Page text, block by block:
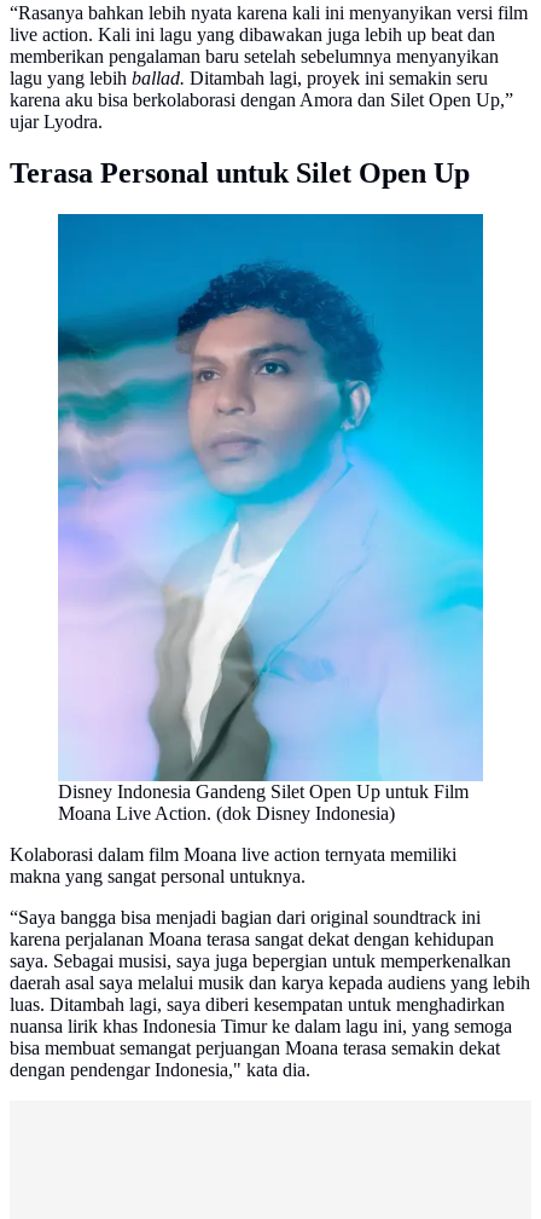
“Rasanya bahkan lebih nyata karena kali ini menyanyikan versi film
live action. Kali ini lagu yang dibawakan juga lebih up beat dan
memberikan pengalaman baru setelah sebelumnya menyanyikan
lagu yang lebih ballad. Ditambah lagi, proyek ini semakin seru
karena aku bisa berkolaborasi dengan Amora dan Silet Open Up,”
ujar Lyodra.
Terasa Personal untuk Silet Open Up
Disney Indonesia Gandeng Silet Open Up untuk Film
Moana Live Action. (dok Disney Indonesia)
Kolaborasi dalam film Moana live action ternyata memiliki
makna yang sangat personal untuknya.
“Saya bangga bisa menjadi bagian dari original soundtrack ini
karena perjalanan Moana terasa sangat dekat dengan kehidupan
saya. Sebagai musisi, saya juga bepergian untuk memperkenalkan
daerah asal saya melalui musik dan karya kepada audiens yang lebih
luas. Ditambah lagi, saya diberi kesempatan untuk menghadirkan
nuansa lirik khas Indonesia Timur ke dalam lagu ini, yang semoga
bisa membuat semangat perjuangan Moana terasa semakin dekat
dengan pendengar Indonesia," kata dia.